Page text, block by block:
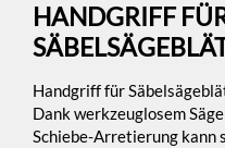
HANDGRIFF
Handgriff für
Dank werkzeuglosem
Schiebe-Arretierung kann